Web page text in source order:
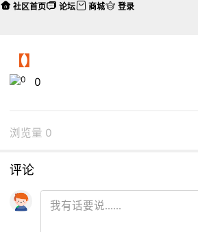
【】
0
浏览量 0
评论
社区首页 论坛 商城 登录